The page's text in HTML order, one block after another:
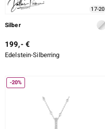
17-20
Silber
199,- €
Edelstein-Silberring
-20%